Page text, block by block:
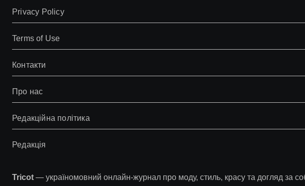
Privacy Policy
Terms of Use
Контакти
Про нас
Редакційна політика
Редакція
Tricot — україномовний онлайн-журнал про моду, стиль, красу та догляд за